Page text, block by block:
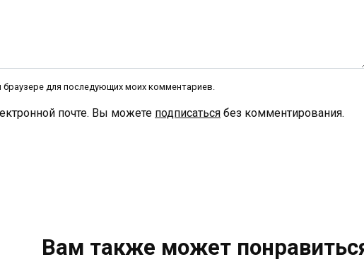
для последующих моих комментариев.
почте. Вы можете подписаться без комментирования.
Вам также может